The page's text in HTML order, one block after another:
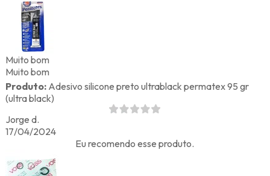
Muito bom
Muito bom
Produto:Adesivo silicone preto ultrablack permatex 95 gr
(ultra black)
Jorge d.
17/04/2024
Eu recomendo esse produto.